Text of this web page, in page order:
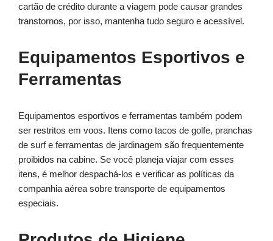
cartão de crédito durante a viagem pode causar grandes
transtornos, por isso, mantenha tudo seguro e acessível.
Equipamentos Esportivos e
Ferramentas
Equipamentos esportivos e ferramentas também podem
ser restritos em voos. Itens como tacos de golfe, pranchas
de surf e ferramentas de jardinagem são frequentemente
proibidos na cabine. Se você planeja viajar com esses
itens, é melhor despachá-los e verificar as políticas da
companhia aérea sobre transporte de equipamentos
especiais.